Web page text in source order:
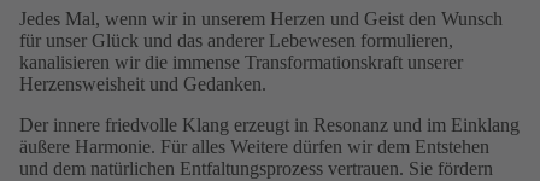
Jedes Mal, wenn wir in unserem Herzen und Geist den Wunsch
für unser Glück und das anderer Lebewesen formulieren,
kanalisieren wir die immense Transformationskraft unserer
Herzensweisheit und Gedanken.
Der innere friedvolle Klang erzeugt in Resonanz und im Einklang
äußere Harmonie. Für alles Weitere dürfen wir dem Entstehen
und dem natürlichen Entfaltungsprozess vertrauen. Sie fördern